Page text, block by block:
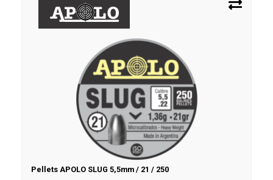
Pellets APOLO SLUG 5,5mm / 21 / 250